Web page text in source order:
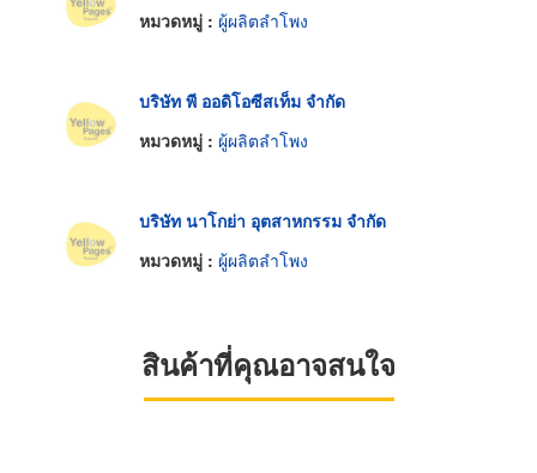
หมวดหมู่ : ผู้ผลิตลำโพง
บริษัท พี ออดิโอซีสเท็ม จำกัด
หมวดหมู่ : ผู้ผลิตลำโพง
บริษัท นาโกย่า อุตสาหกรรม จำกัด
หมวดหมู่ : ผู้ผลิตลำโพง
สินค้าที่คุณอาจสนใจ